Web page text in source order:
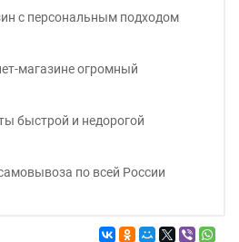
с персональным подходом
магазине огромный
быстрой и недорогой
по всей России